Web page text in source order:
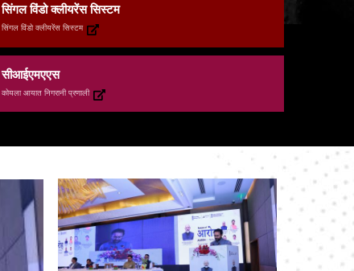
सिंगल विंडो क्लीयरेंस सिस्टम
सिंगल विंडो क्लीयरेंस सिस्टम
सीआईएमएएस
कोयला आयात निगरानी प्रणाली